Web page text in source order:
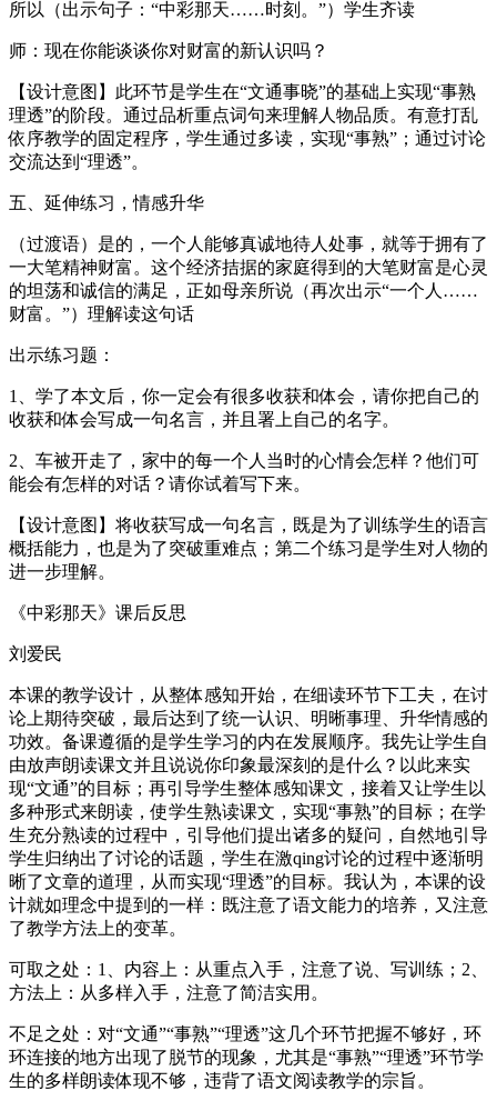
所以（出示句子：“中彩那天……时刻。”）学生齐读
师：现在你能谈谈你对财富的新认识吗？
【设计意图】此环节是学生在“文通事晓”的基础上实现“事熟
理透”的阶段。通过品析重点词句来理解人物品质。有意打乱
依序教学的固定程序，学生通过多读，实现“事熟”；通过讨论
交流达到“理透”。
五、延伸练习，情感升华
（过渡语）是的，一个人能够真诚地待人处事，就等于拥有了
一大笔精神财富。这个经济拮据的家庭得到的大笔财富是心灵
的坦荡和诚信的满足，正如母亲所说（再次出示“一个人……
财富。”）理解读这句话
出示练习题：
1、学了本文后，你一定会有很多收获和体会，请你把自己的
收获和体会写成一句名言，并且署上自己的名字。
2、车被开走了，家中的每一个人当时的心情会怎样？他们可
能会有怎样的对话？请你试着写下来。
【设计意图】将收获写成一句名言，既是为了训练学生的语言
概括能力，也是为了突破重难点；第二个练习是学生对人物的
进一步理解。
《中彩那天》课后反思
刘爱民
本课的教学设计，从整体感知开始，在细读环节下工夫，在讨
论上期待突破，最后达到了统一认识、明晰事理、升华情感的
功效。备课遵循的是学生学习的内在发展顺序。我先让学生自
由放声朗读课文并且说说你印象最深刻的是什么？以此来实
现“文通”的目标；再引导学生整体感知课文，接着又让学生以
多种形式来朗读，使学生熟读课文，实现“事熟”的目标；在学
生充分熟读的过程中，引导他们提出诸多的疑问，自然地引导
学生归纳出了讨论的话题，学生在激qing讨论的过程中逐渐明
晰了文章的道理，从而实现“理透”的目标。我认为，本课的设
计就如理念中提到的一样：既注意了语文能力的培养，又注意
了教学方法上的变革。
可取之处：1、内容上：从重点入手，注意了说、写训练；2、
方法上：从多样入手，注意了简洁实用。
不足之处：对“文通”“事熟”“理透”这几个环节把握不够好，环
环连接的地方出现了脱节的现象，尤其是“事熟”“理透”环节学
生的多样朗读体现不够，违背了语文阅读教学的宗旨。